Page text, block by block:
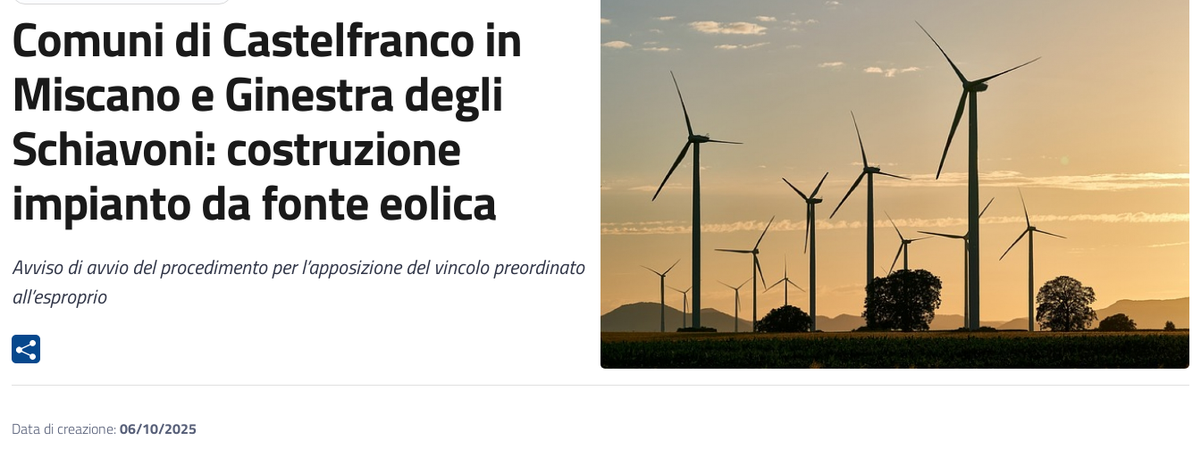
Comuni di Castelfranco in
Miscano e Ginestra degli
Schiavoni: costruzione
impianto da fonte eolica
Avviso di avvio del procedimento per l’apposizione del vincolo preordinato
all’esproprio
Data di creazione:06/10/2025